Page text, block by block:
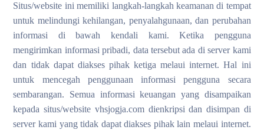
Situs/website ini memiliki langkah-langkah keamanan di tempat
untuk melindungi kehilangan, penyalahgunaan, dan perubahan
informasi di bawah kendali kami. Ketika pengguna
mengirimkan informasi pribadi, data tersebut ada di server kami
dan tidak dapat diakses pihak ketiga melaui internet. Hal ini
untuk mencegah penggunaan informasi pengguna secara
sembarangan. Semua informasi keuangan yang disampaikan
kepada situs/website vhsjogja.com dienkripsi dan disimpan di
server kami yang tidak dapat diakses pihak lain melaui internet.